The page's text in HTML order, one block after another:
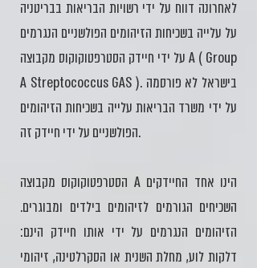
לאחרונה דווח על ידי רשויות הבריאות בבריטניה
על עלייה בשכיחות הזיהומים הפולשניים הנגרמים
על ידי חיידק הסטרפטוקוקוס מקבוצה A ( Group
A Streptococcus GAS ). בישראל לא פורסמה
על ידי משרד הבריאות עלייה בשכיחות הזיהומים
הפולשניים על ידי חיידק זה.
הסטרפטוקוקוס מקבוצה A הינו אחד החיידקים
השכיחים הגורמים לזיהומים בילדים ומבוגרים.
הזיהומים הנגרמים על ידי אותו חיידק הינם:
דלקות לוע, מחלת השנית או הסקרלטינה, זיהומי